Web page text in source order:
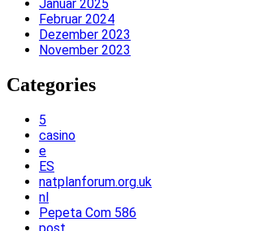
Januar 2025
Februar 2024
Dezember 2023
November 2023
Categories
5
casino
e
ES
natplanforum.org.uk
nl
Pepeta Com 586
post